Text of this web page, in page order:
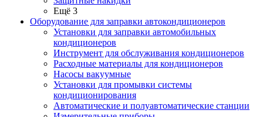
Ещё 3
Оборудование для заправки автокондиционеров
Установки для заправки автомобильных
кондиционеров
Инструмент для обслуживания кондиционеров
Расходные материалы для кондиционеров
Насосы вакуумные
Установки для промывки системы
кондиционирования
Автоматические и полуавтоматические станции